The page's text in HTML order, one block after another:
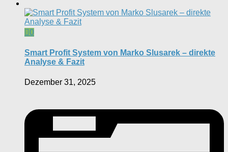
0
Smart Profit System von Marko Slusarek – direkte
Analyse & Fazit
Dezember 31, 2025